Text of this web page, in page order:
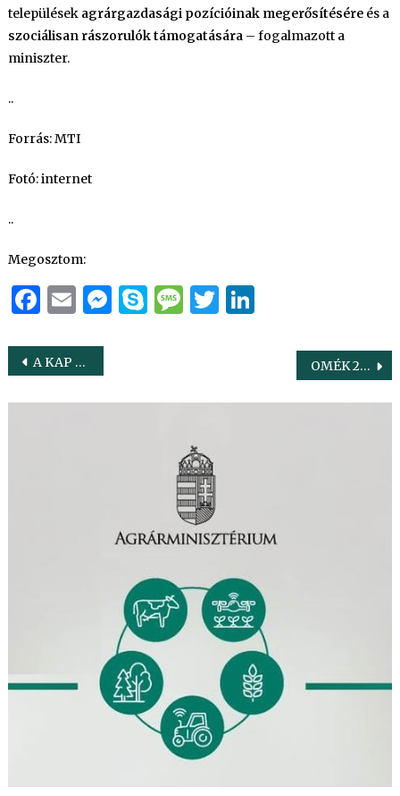
települések agrárgazdasági pozícióinak megerősítéséreés a
szociálisan rászorulók támogatására– fogalmazott a
miniszter.
..
Forrás: MTI
Fotó: internet
..
Megosztom:
Facebook
Email
Messenger
Skype
Message
Twitter
LinkedIn
Bejegyzés
navigáció
A KAP források szinten tartása a talaj és az erdők működésének támogatásához is elengedhetetlen OMÉK 2019 – Mezőgazdasági bizottsági ülés